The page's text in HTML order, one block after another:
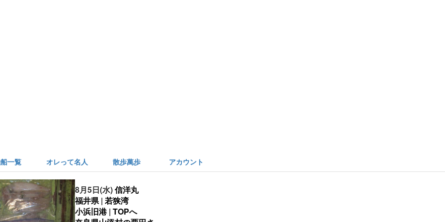
一覧 オレって名人 散歩萬歩 アカウント
8月5日(水)信洋丸
福井県| 若狭湾
小浜旧港| TOPへ